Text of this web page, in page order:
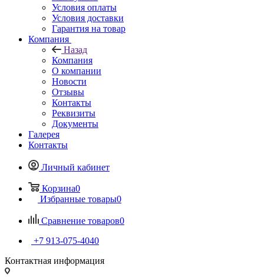
Условия оплаты
Условия доставки
Гарантия на товар
Компания
Назад
Компания
О компании
Новости
Отзывы
Контакты
Реквизиты
Документы
Галерея
Контакты
Личный кабинет
Корзина0
Избранные товары0
Сравнение товаров0
+7 913-075-4040
Контактная информация